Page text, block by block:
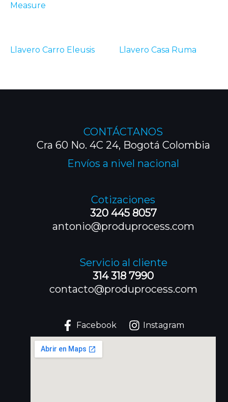
Measure
Llavero Carro Eleusis Llavero Casa Ruma
CONTÁCTANOS
Cra 60 No. 4C 24, Bogotá Colombia
Envíos a nivel nacional
Cotizaciones
320 445 8057
antonio@produprocess.com
Servicio al cliente
314 318 7990
contacto@produprocess.com
Facebook Instagram